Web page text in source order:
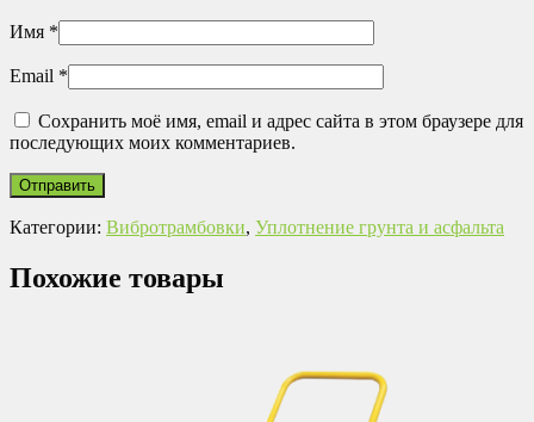
Имя *
Email *
Сохранить моё имя, email и адрес сайта в этом браузере для
последующих моих комментариев.
Категории: Вибротрамбовки, Уплотнение грунта и асфальта
Похожие товары